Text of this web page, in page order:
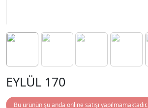
EYLÜL 170
Bu ürünün şu anda online satışı yapılmamaktadır.